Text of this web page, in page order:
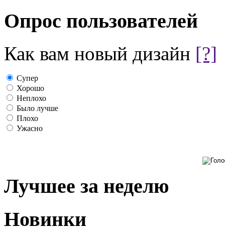
Опрос пользователей
Как вам новый дизайн [?]
Супер
Хорошо
Неплохо
Было лучше
Плохо
Ужасно
Лучшее за неделю
Новинки